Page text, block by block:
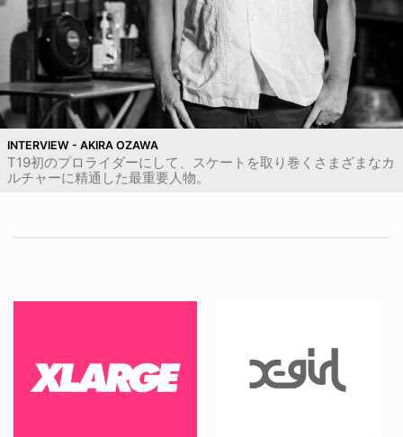
INTERVIEW - AKIRA OZAWA
T19初のプロライダーにして、スケートを取り巻くさまざまなカ
ルチャーに精通した最重要人物。